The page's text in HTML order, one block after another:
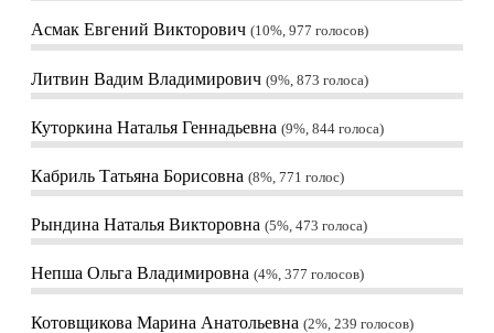
Асмак Евгений Викторович 10%, 977 голосов
Литвин Вадим Владимирович 9%, 873 голоса
Куторкина Наталья Геннадьевна 9%, 844 голоса
Кабриль Татьяна Борисовна 8%, 771 голос
Рындина Наталья Викторовна 5%, 473 голоса
Непша Ольга Владимировна 4%, 377 голосов
Котовщикова Марина Анатольевна 2%, 239 голосов